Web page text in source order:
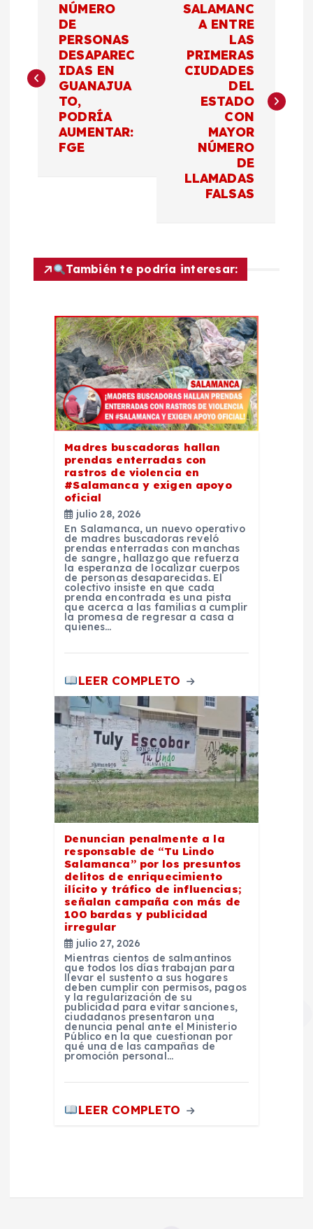
v
e
ó
NÚMERO
DE
PERSONAS
DESAPAREC
IDAS EN
GUANAJUA
TO,
PODRÍA
AUMENTAR:
FGE
SALAMANC
A ENTRE
LAS
PRIMERAS
CIUDADES
DEL
ESTADO
CON
MAYOR
NÚMERO
DE
LLAMADAS
FALSAS
También te podría interesar:
Madres buscadoras hallan
prendas enterradas con
rastros de violencia en
#Salamanca y exigen apoyo
oficial
julio 28, 2026
En Salamanca, un nuevo operativo
de madres buscadoras reveló
prendas enterradas con manchas
de sangre, hallazgo que refuerza
la esperanza de localizar cuerpos
de personas desaparecidas. El
colectivo insiste en que cada
prenda encontrada es una pista
que acerca a las familias a cumplir
la promesa de regresar a casa a
quienes…
LEER COMPLETO
Denuncian penalmente a la
responsable de “Tu Lindo
Salamanca” por los presuntos
delitos de enriquecimiento
ilícito y tráfico de influencias;
señalan campaña con más de
100 bardas y publicidad
irregular
julio 27, 2026
Mientras cientos de salmantinos
que todos los días trabajan para
llevar el sustento a sus hogares
deben cumplir con permisos, pagos
y la regularización de su
publicidad para evitar sanciones,
ciudadanos presentaron una
denuncia penal ante el Ministerio
Público en la que cuestionan por
qué una de las campañas de
promoción personal…
LEER COMPLETO